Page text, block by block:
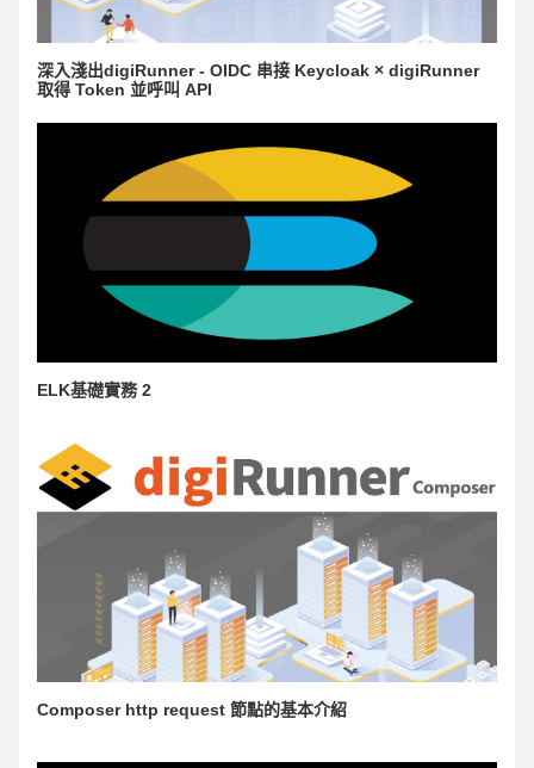
深入淺出digiRunner - OIDC 串接 Keycloak × digiRunner
取得 Token 並呼叫 API
ELK基礎實務 2
Composer http request 節點的基本介紹